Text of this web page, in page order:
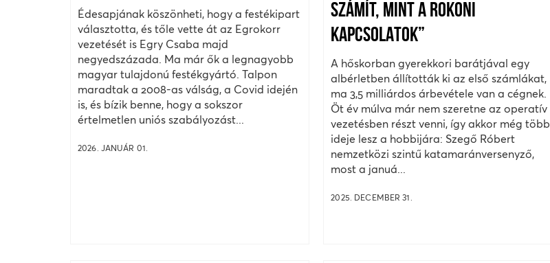
Édesapjának köszönheti, hogy a festékipart
választotta, és tőle vette át az Egrokorr
vezetését is Egry Csaba majd
negyedszázada. Ma már ők a legnagyobb
magyar tulajdonú festékgyártó. Talpon
maradtak a 2008-as válság, a Covid idején
is, és bízik benne, hogy a sokszor
értelmetlen uniós szabályozást...
2026. JANUÁR 01.
SZÁMÍT, MINT A ROKONI
KAPCSOLATOK”
A hőskorban gyerekkori barátjával egy
albérletben állították ki az első számlákat,
ma 3,5 milliárdos árbevétele van a cégnek.
Öt év múlva már nem szeretne az operatív
vezetésben részt venni, így akkor még több
ideje lesz a hobbijára: Szegő Róbert
nemzetközi szintű katamaránversenyző,
most a januá...
2025. DECEMBER 31.